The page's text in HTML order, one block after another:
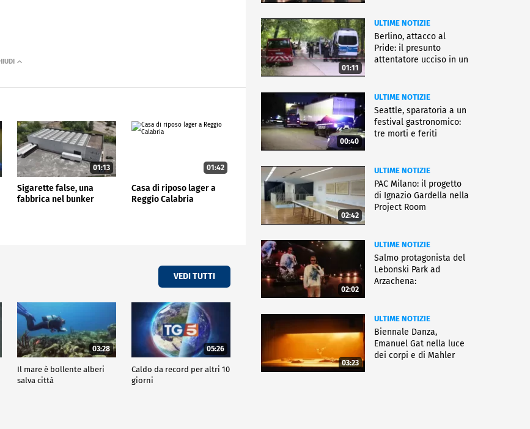
01:13
Sigarette false, una
fabbrica nel bunker
01:42
Casa di riposo lager a
Reggio Calabria
VEDI TUTTI
03:28
Il mare è bollente alberi
salva città
05:26
Caldo da record per altri 10
giorni
01:11
ULTIME NOTIZIE
Berlino, attacco al
Pride: il presunto
attentatore ucciso in un
00:40
ULTIME NOTIZIE
Seattle, sparatoria a un
festival gastronomico:
tre morti e feriti
02:42
ULTIME NOTIZIE
PAC Milano: il progetto
di Ignazio Gardella nella
Project Room
02:02
ULTIME NOTIZIE
Salmo protagonista del
Lebonski Park ad
Arzachena:
03:23
ULTIME NOTIZIE
Biennale Danza,
Emanuel Gat nella luce
dei corpi e di Mahler